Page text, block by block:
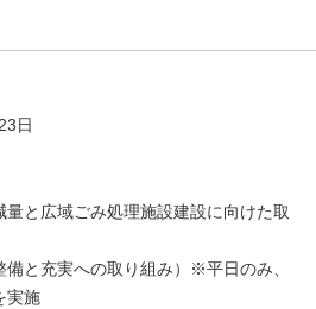
日
と広域ごみ処理施設建設に向けた取
と充実への取り組み）※平日のみ、
実施